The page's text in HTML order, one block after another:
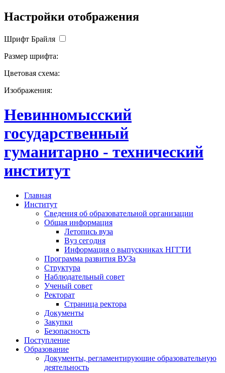
Настройки отображения
Шрифт Брайля
Размер шрифта:
Цветовая схема:
Изображения:
Невинномысский
государственный
гуманитарно - технический
институт
Главная
Институт
Сведения об образовательной организации
Общая информация
Летопись вуза
Вуз сегодня
Информация о выпускниках НГГТИ
Программа развития ВУЗа
Структура
Наблюдательный совет
Ученый совет
Ректорат
Страница ректора
Документы
Закупки
Безопасность
Поступление
Образование
Документы, регламентирующие образовательную
деятельность